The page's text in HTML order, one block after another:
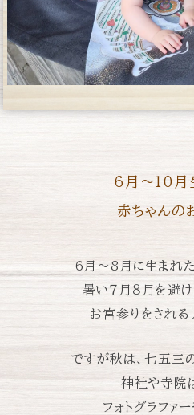
6月〜10月
赤ちゃんの
6月〜8月に生まれ
暑い７月８月を避け
お宮参りをされ
ですが秋は、七五三
神社や寺院
フォトグラファ